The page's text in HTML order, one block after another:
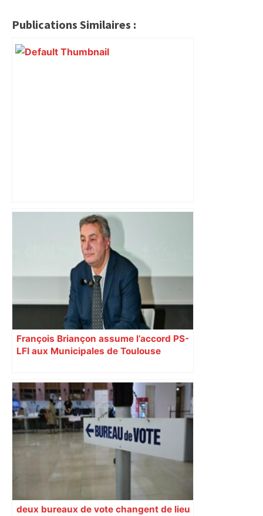
Publications Similaires :
Près de Toulouse : dans cette zone
économique, un axe majeur va être
fermé en fin de soirée, voici les
déviations – Actu.fr
François Briançon assume l’accord PS-
LFI aux Municipales de Toulouse
deux bureaux de vote changent de lieu